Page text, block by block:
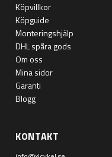
Köpvillkor
Köpguide
Monteringshjälp
DHL spåra gods
Om oss
Mina sidor
Garanti
Blogg
KONTAKT